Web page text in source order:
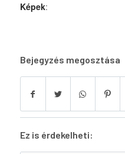
Képek:
Bejegyzés megosztása
Ez is érdekelheti: